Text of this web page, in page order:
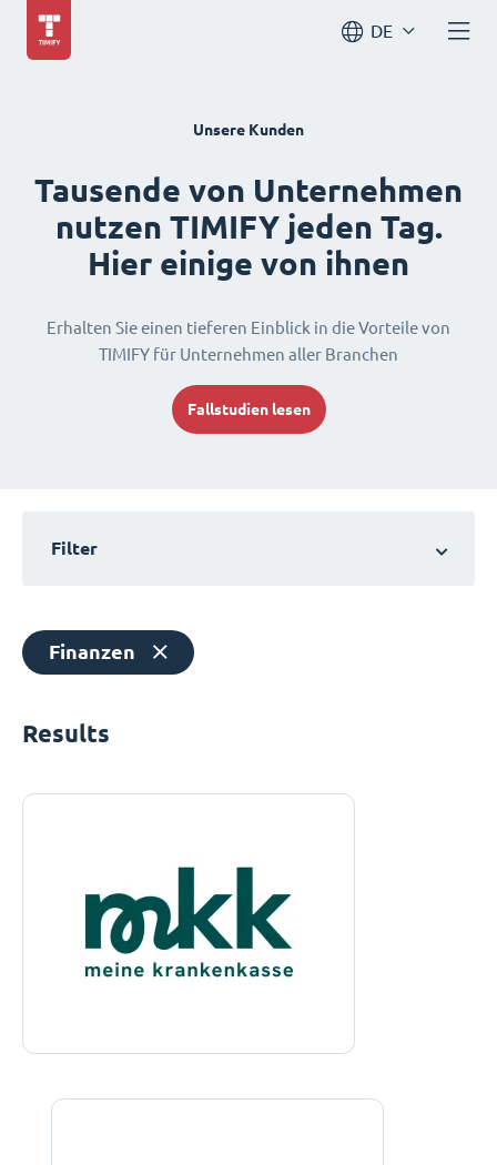
DE
Unsere Kunden
Tausende von Unternehmen
nutzen TIMIFY jeden Tag.
Hier einige von ihnen
Erhalten Sie einen tieferen Einblick in die Vorteile von
TIMIFY für Unternehmen aller Branchen
Fallstudien lesen
Filter
Finanzen
Results